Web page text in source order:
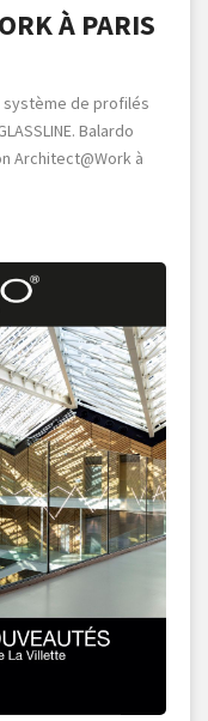
À PARIS
système de profilés
Balardo
Architect@Work à